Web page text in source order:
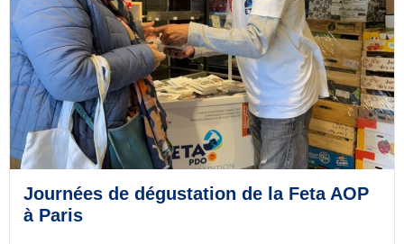
Journées de dégustation de la Feta AOP
à Paris